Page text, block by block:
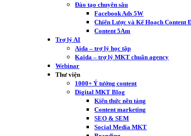
Đào tạo chuyên sâu
Facebook Ads 5W
Chiến Lược và Kế Hoạch Content
Content 5Am
Trợ lý AI
Aida – trợ lý học tập
Kaida – trợ lý MKT chuẩn agency
Webinar
Thư viện
1000+ Ý tưởng content
Digital MKT Blog
Kiến thức nền tảng
Content marketing
SEO & SEM
Social Media MKT